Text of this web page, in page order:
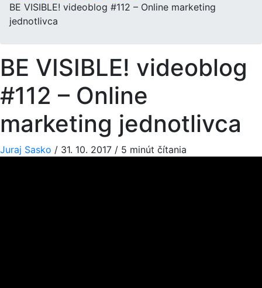
BE VISIBLE! videoblog #112 – Online marketing
jednotlivca
BE VISIBLE! videoblog
#112 – Online
marketing jednotlivca
Juraj Sasko / 31. 10. 2017 / 5 minút čítania